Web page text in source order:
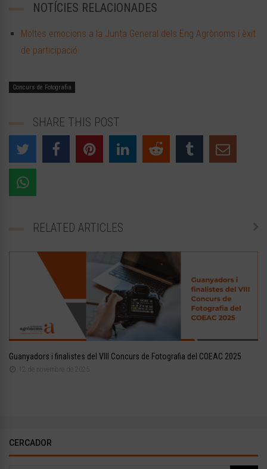
NOTÍCIES RELACIONADES
Moltes emocions a la Junta General dels Eng Agrònoms i èxit
de participació
Concurs de Fotografia
SHARE THIS POST
RELATED ARTICLES
Guanyadors i finalistes del VIII Concurs de Fotografia del COEAC 2025
12 de novembre de 2025
CERCADOR